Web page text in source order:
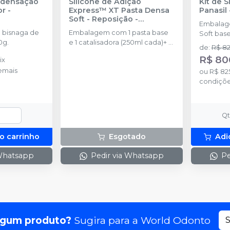
-
bisnaga de
carrinho
Express™ XT Pasta Densa
Soft - Reposição -
SOLVENTUM
Embalagem com 1 pasta base
e 1 catalisadora (250ml cada)+ 2
Esgotado
Pedir via Whatsapp
Panasil
Soft
50ml
de:R$
R$
ou R$
produto? Sugira para a World Odonto